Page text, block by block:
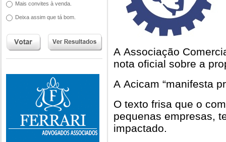
Mais convites à venda.
Deixa assim que tá bom.
A Associação
nota oficial sobre a
A Acicam “manifesta
O texto frisa que o
pequenas empresas,
impactado.